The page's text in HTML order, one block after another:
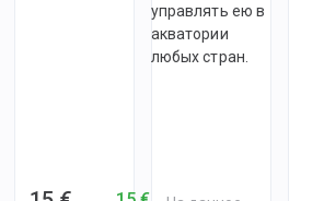
управлять ею в
акватории
любых стран.